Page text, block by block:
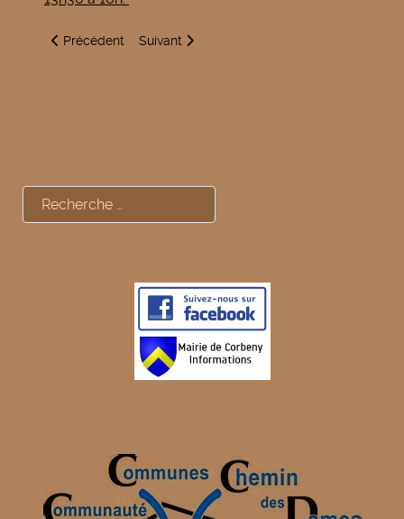
Article précédent : Médiathèque - L'essentiel du mois de
Précédent Article suivant : Concert gratuit
Suivant
Rechercher